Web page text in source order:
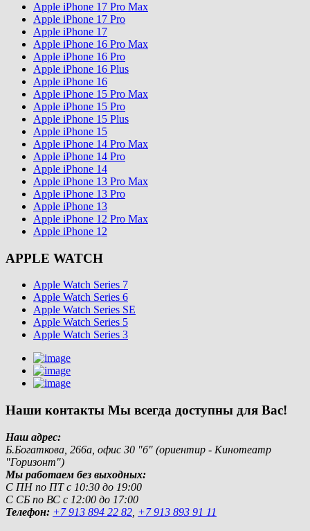
Apple iPhone 17 Pro Max
Apple iPhone 17 Pro
Apple iPhone 17
Apple iPhone 16 Pro Max
Apple iPhone 16 Pro
Apple iPhone 16 Plus
Apple iPhone 16
Apple iPhone 15 Pro Max
Apple iPhone 15 Pro
Apple iPhone 15 Plus
Apple iPhone 15
Apple iPhone 14 Pro Max
Apple iPhone 14 Pro
Apple iPhone 14
Apple iPhone 13 Pro Max
Apple iPhone 13 Pro
Apple iPhone 13
Apple iPhone 12 Pro Max
Apple iPhone 12
APPLE WATCH
Apple Watch Series 7
Apple Watch Series 6
Apple Watch Series SE
Apple Watch Series 5
Apple Watch Series 3
Наши контакты Мы всегда доступны для Вас!
Наш адрес:
Б.Богаткова, 266а, офис 30 "б" (ориентир - Кинотеатр
"Горизонт")
Мы работаем без выходных:
С ПН по ПТ с 10:30 до 19:00
С СБ по ВС с 12:00 до 17:00
Телефон: +7 913 894 22 82 +7 913 893 91 11